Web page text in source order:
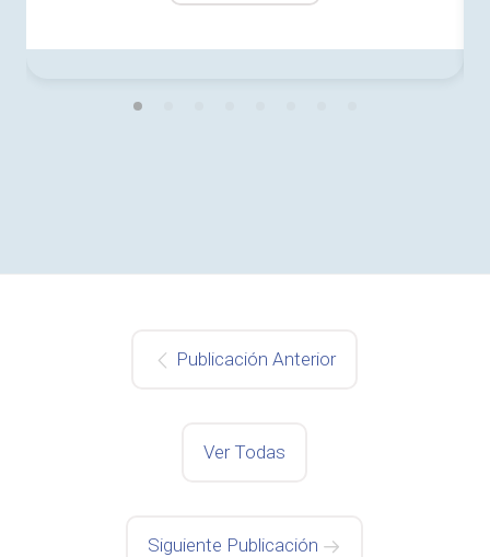
Publicación Anterior
Ver Todas
Siguiente Publicación